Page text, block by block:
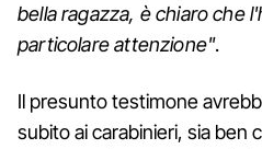
bella ragazza, è chiaro che
particolare attenzione".
Il presunto testimone
subito ai carabinieri, sia ben